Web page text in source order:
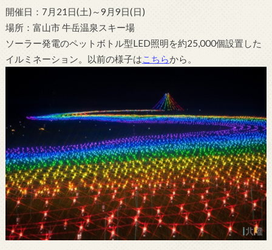
開催日：7月21日(土)～9月9日(日)
場所：富山市 牛岳温泉スキー場
ソーラー発電のペットボトル型LED照明を約25,000個設置した
イルミネーション。以前の様子はこちらから。